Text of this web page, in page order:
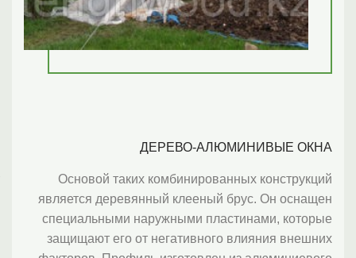
конструкций
брус. Он оснащен
которые
влияния внешних
Двери из дерева, шпона
МДФ обладают высокими
качествами,
возможность создания
уникальные системы скидок
Европейское оборудование
Для нас важно качество продукции, поэтому